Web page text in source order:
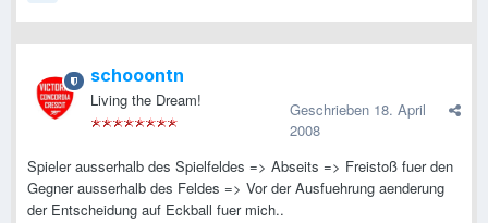
schooontn
Living the Dream! Geschrieben 18. April
2008
Spieler ausserhalb des Spielfeldes => Abseits => Freistoß fuer den
Gegner ausserhalb des Feldes => Vor der Ausfuehrung aenderung
der Entscheidung auf Eckball fuer mich..